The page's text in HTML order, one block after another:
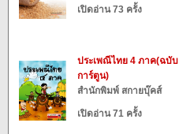
เปิดอ่าน 73 ครั้ง
ประเพณีไทย 4 ภาค(ฉบับ
การ์ตูน)
สำนักพิมพ์ สกายบุ๊คส์
เปิดอ่าน 71 ครั้ง